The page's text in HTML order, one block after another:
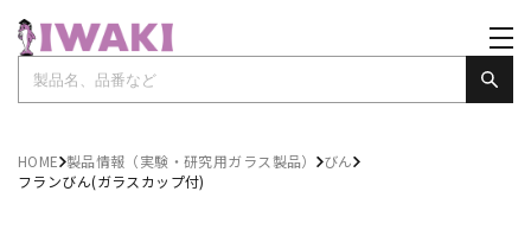
HOME 製品情報（実験・研究用ガラス製品）
びん
フランびん(ガラスカップ付)